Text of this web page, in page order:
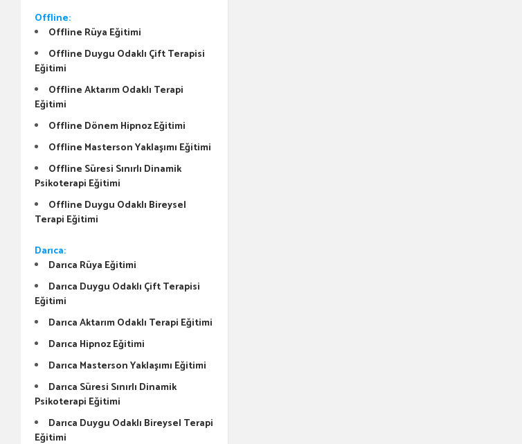
Offline:
Offline Rüya Eğitimi
Offline Duygu Odaklı Çift Terapisi
Eğitimi
Offline Aktarım Odaklı Terapi
Eğitimi
Offline Dönem Hipnoz Eğitimi
Offline Masterson Yaklaşımı Eğitimi
Offline Süresi Sınırlı Dinamik
Psikoterapi Eğitimi
Offline Duygu Odaklı Bireysel
Terapi Eğitimi
Darıca:
Darıca Rüya Eğitimi
Darıca Duygu Odaklı Çift Terapisi
Eğitimi
Darıca Aktarım Odaklı Terapi Eğitimi
Darıca Hipnoz Eğitimi
Darıca Masterson Yaklaşımı Eğitimi
Darıca Süresi Sınırlı Dinamik
Psikoterapi Eğitimi
Darıca Duygu Odaklı Bireysel Terapi
Eğitimi